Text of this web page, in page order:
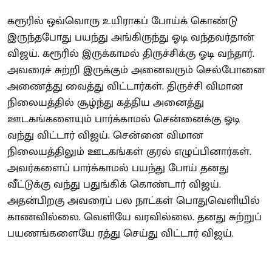
கரூரில் ஒவ்வொரு உயிராகப் போய்க் கொண்டு
இருந்தபோது பயந்து அங்கிருந்து ஓடி வந்தவர்தான்
விஜய். கரூரில் இருக்காமல் திருச்சிக்கு ஓடி வந்தார்.
அவரைச் சுற்றி இருக்கும் அனைவரும் செல்போனை
அணைத்து வைத்து விட்டார்கள். திருச்சி விமான
நிலையத்தில் சூழ்ந்து கத்திய அனைத்து
ஊடகங்களையும் பார்க்காமல் சென்னைக்கு ஓடி
வந்து விட்டார் விஜய். சென்னை விமான
நிலையத்திலும் ஊடகங்கள் குரல் எழுப்பினார்கள்.
அவர்களைப் பார்க்காமல் பயந்து போய் தனது
வீட்டுக்கு வந்து பதுங்கிக் கொண்டார் விஜய்.
அதன்பிறகு அவரைப் பல நாட்கள் பொதுவெளியில்
காணவில்லை. வெளியே வரவில்லை. தனது சுற்றுப்
பயணங்களையே ரத்து செய்து விட்டார் விஜய்.